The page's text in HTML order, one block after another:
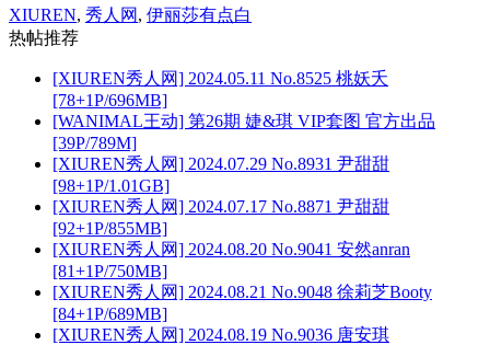
XIUREN, 秀人网 , 伊丽莎有点白
热帖推荐
[XIUREN秀人网] 2024.05.11 No.8525 桃妖夭
[78+1P/696MB]
[WANIMAL王动] 第26期 婕&琪 VIP套图 官方出品
[39P/789M]
[XIUREN秀人网] 2024.07.29 No.8931 尹甜甜
[98+1P/1.01GB]
[XIUREN秀人网] 2024.07.17 No.8871 尹甜甜
[92+1P/855MB]
[XIUREN秀人网] 2024.08.20 No.9041 安然anran
[81+1P/750MB]
[XIUREN秀人网] 2024.08.21 No.9048 徐莉芝Booty
[84+1P/689MB]
[XIUREN秀人网] 2024.08.19 No.9036 唐安琪